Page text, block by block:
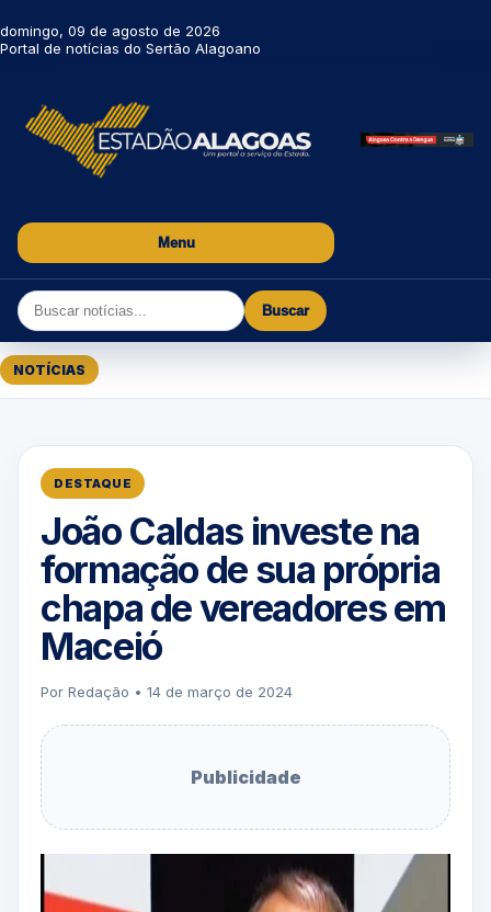
domingo, 09 de agosto de 2026
Portal de notícias do Sertão Alagoano
Menu
Buscar
NOTÍCIAS
DESTAQUE
João Caldas investe na
formação de sua própria
chapa de vereadores em
Maceió
Por Redação • 14 de março de 2024
Publicidade